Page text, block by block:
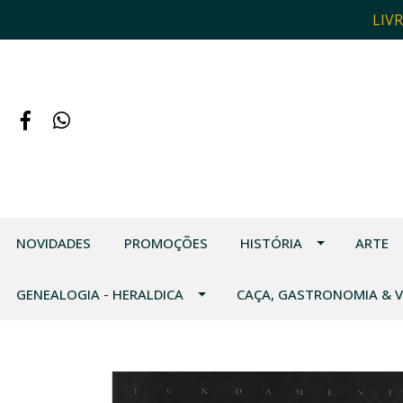
NOVIDADES PROMOÇÕES HISTÓRIA ARTE
GENEALOGIA - HERALDICA CAÇA, GASTRONOMIA &